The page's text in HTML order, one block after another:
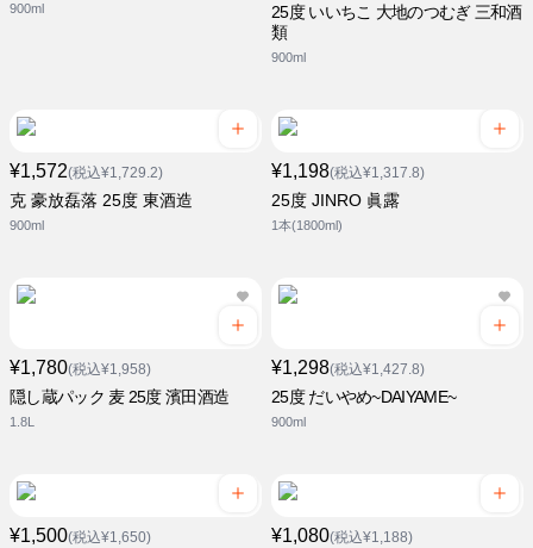
900ml
25度 いいちこ 大地のつむぎ 三和酒
類
900ml
¥1,572(税込¥1,729.2)
克 豪放磊落 25度 東酒造
900ml
¥1,198(税込¥1,317.8)
25度 JINRO 眞露
1本(1800ml)
¥1,780(税込¥1,958)
隠し蔵パック 麦 25度 濱田酒造
1.8L
¥1,298(税込¥1,427.8)
25度 だいやめ~DAIYAME~
900ml
¥1,500(税込¥1,650) ¥1,080(税込¥1,188)